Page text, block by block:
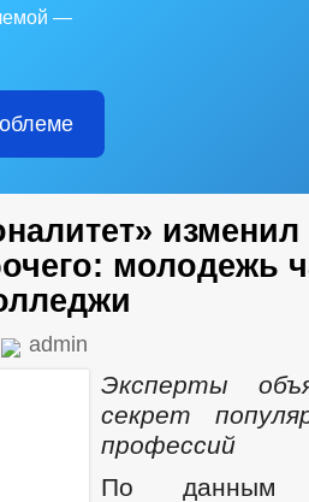
—
изменил
молодежь
admin
Эксперты
секрет
профессий
По данным